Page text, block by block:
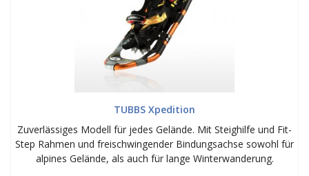
TUBBS Xpedition
Zuverlässiges Modell für jedes Gelände. Mit Steighilfe und Fit-
Step Rahmen und freischwingender Bindungsachse sowohl für
alpines Gelände, als auch für lange Winterwanderung.